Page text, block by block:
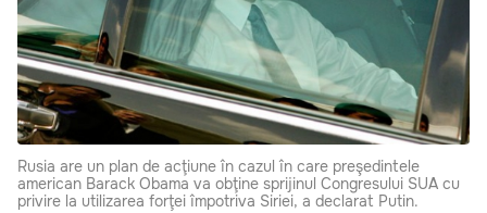
Rusia are un plan de acţiune în cazul în care preşedintele
american Barack Obama va obţine sprijinul Congresului SUA cu
privire la utilizarea forţei împotriva Siriei, a declarat Putin.